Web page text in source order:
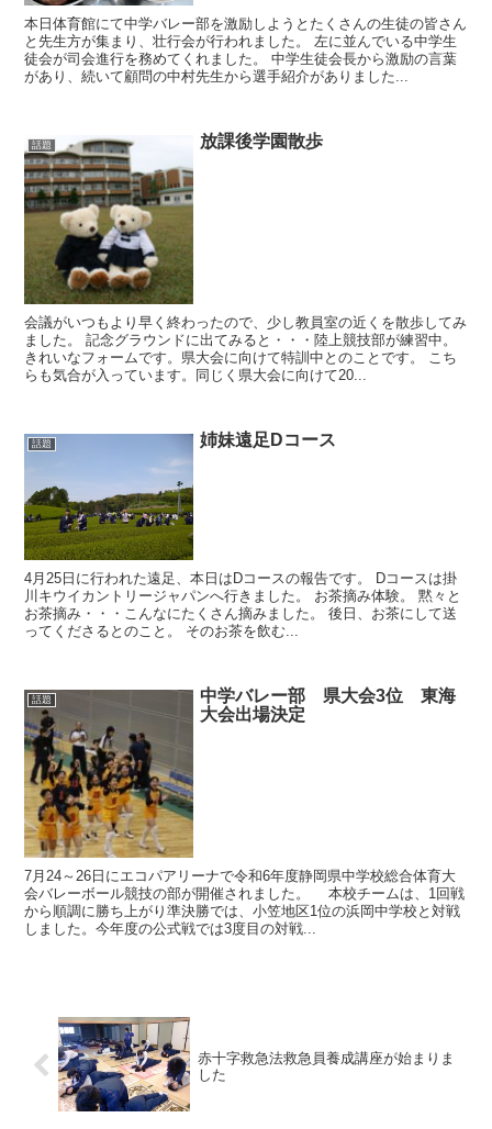
本日体育館にて中学バレー部を激励しようとたくさんの生徒の皆さん
と先生方が集まり、壮行会が行われました。 左に並んでいる中学生
徒会が司会進行を務めてくれました。 中学生徒会長から激励の言葉
があり、続いて顧問の中村先生から選手紹介がありました...
話題 放課後学園散歩
会議がいつもより早く終わったので、少し教員室の近くを散歩してみ
ました。 記念グラウンドに出てみると・・・陸上競技部が練習中。
きれいなフォームです。県大会に向けて特訓中とのことです。 こち
らも気合が入っています。同じく県大会に向けて20...
話題 姉妹遠足Dコース
4月25日に行われた遠足、本日はDコースの報告です。 Dコースは掛
川キウイカントリージャパンへ行きました。 お茶摘み体験。 黙々と
お茶摘み・・・こんなにたくさん摘みました。 後日、お茶にして送
ってくださるとのこと。 そのお茶を飲む...
話題
中学バレー部 県大会3位 東海
大会出場決定
7月24～26日にエコパアリーナで令和6年度静岡県中学校総合体育大
会バレーボール競技の部が開催されました。 本校チームは、1回戦
から順調に勝ち上がり準決勝では、小笠地区1位の浜岡中学校と対戦
しました。今年度の公式戦では3度目の対戦...
赤十字救急法救急員養成講座が始まりま
した